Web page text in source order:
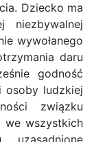
Dziecko ma
wywołanego
daru
godność
osoby ludzkiej
związku
we wszystkich